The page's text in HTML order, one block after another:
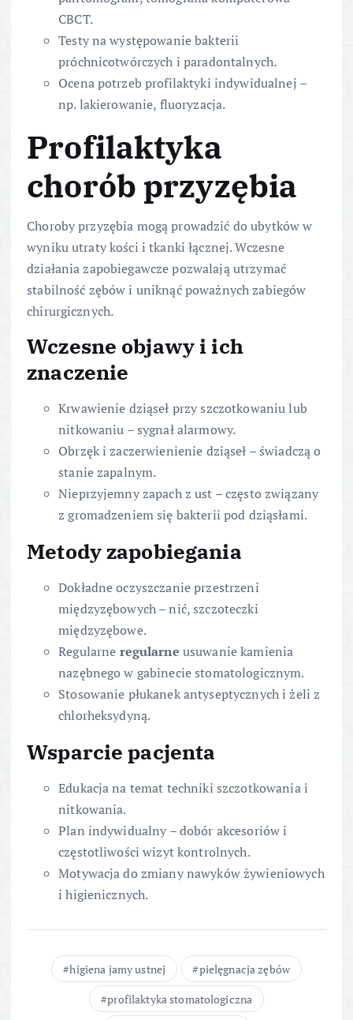
CBCT.
Testy na występowanie bakterii
próchnicotwórczych i paradontalnych.
Ocena potrzeb profilaktyki indywidualnej –
np. lakierowanie, fluoryzacja.
Profilaktyka
chorób przyzębia
Choroby przyzębia mogą prowadzić do ubytków w
wyniku utraty kości i tkanki łącznej. Wczesne
działania zapobiegawcze pozwalają utrzymać
stabilność zębów i uniknąć poważnych zabiegów
chirurgicznych.
Wczesne objawy i ich
znaczenie
Krwawienie dziąseł przy szczotkowaniu lub
nitkowaniu – sygnał alarmowy.
Obrzęk i zaczerwienienie dziąseł – świadczą o
stanie zapalnym.
Nieprzyjemny zapach z ust – często związany
z gromadzeniem się bakterii pod dziąsłami.
Metody zapobiegania
Dokładne oczyszczanie przestrzeni
międzyzębowych – nić, szczoteczki
międzyzębowe.
Regularne regularne usuwanie kamienia
nazębnego w gabinecie stomatologicznym.
Stosowanie płukanek antyseptycznych i żeli z
chlorheksydyną.
Wsparcie pacjenta
Edukacja na temat techniki szczotkowania i
nitkowania.
Plan indywidualny – dobór akcesoriów i
częstotliwości wizyt kontrolnych.
Motywacja do zmiany nawyków żywieniowych
i higienicznych.
higiena jamy ustnej
pielęgnacja zębów
profilaktyka stomatologiczna